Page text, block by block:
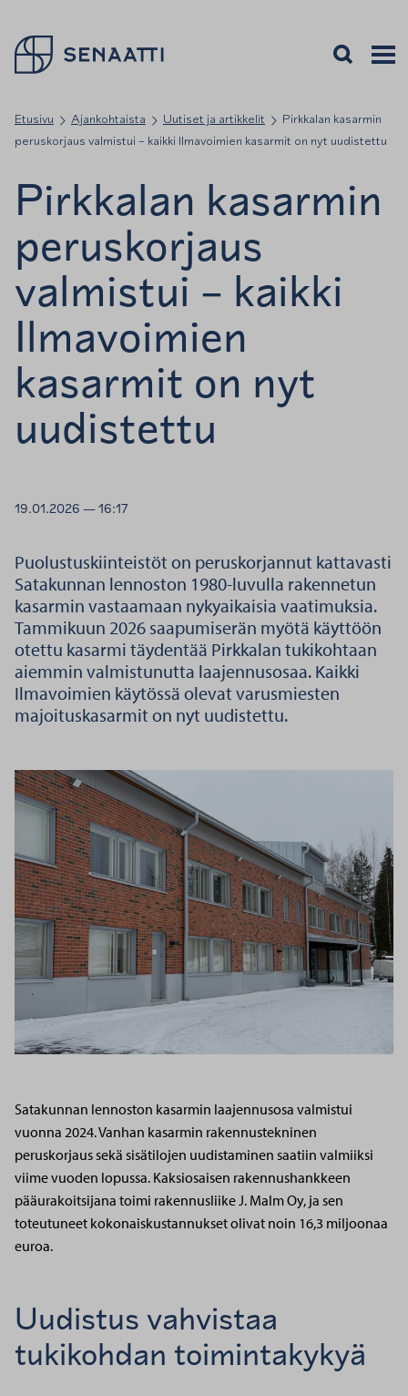
Palaa takaisin etusivulle
Avaa hakuAvaa
Etusivu Ajankohtaista Uutiset ja artikkelit
Pirkkalan kasarmin
peruskorjaus valmistui – kaikki Ilmavoimien kasarmit on nyt uudistettu
Pirkkalan kasarmin
peruskorjaus
valmistui – kaikki
Ilmavoimien
kasarmit on nyt
uudistettu
19.01.2026 — 16:17
Puolustuskiinteistöt on peruskorjannut kattavasti
Satakunnan lennoston 1980-luvulla rakennetun
kasarmin vastaamaan nykyaikaisia vaatimuksia.
Tammikuun 2026 saapumiserän myötä käyttöön
otettu kasarmi täydentää Pirkkalan tukikohtaan
aiemmin valmistunutta laajennusosaa. Kaikki
Ilmavoimien käytössä olevat varusmiesten
majoituskasarmit on nyt uudistettu.
Satakunnan lennoston kasarmin laajennusosa valmistui
vuonna 2024. Vanhan kasarmin rakennustekninen
peruskorjaus sekä sisätilojen uudistaminen saatiin valmiiksi
viime vuoden lopussa. Kaksiosaisen rakennushankkeen
pääurakoitsijana toimi rakennusliike J. Malm Oy, ja sen
toteutuneet kokonaiskustannukset olivat noin 16,3 miljoonaa
euroa.
Uudistus vahvistaa
tukikohdan toimintakykyä